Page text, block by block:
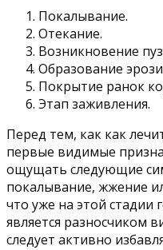
Покалывание.
Отекание.
Возникновение
Образование
Покрытие ранок
Этап заживления.
Перед тем, как как
первые видимые
ощущать следующие
покалывание, жжение
что уже на этой стадии
является разносчиком
следует активно